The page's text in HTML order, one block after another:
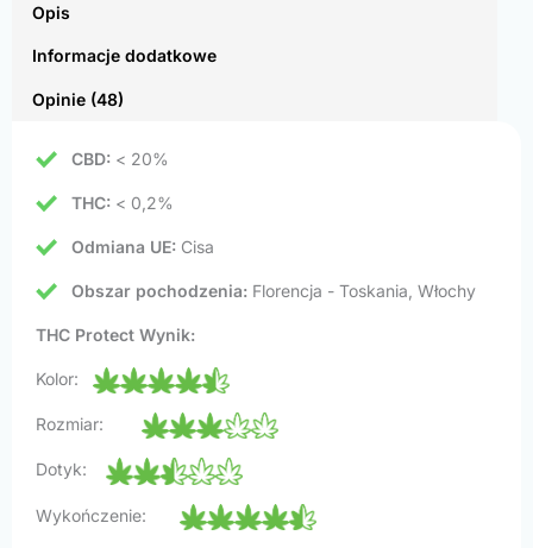
Opis
Informacje dodatkowe
Opinie (48)
CBD: < 20%
THC: < 0,2%
Odmiana UE: Cisa
Obszar pochodzenia: Florencja - Toskania, Włochy
THC Protect Wynik:
Kolor:
Rozmiar:
Dotyk:
Wykończenie: